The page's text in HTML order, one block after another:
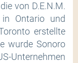
von D.E.N.M.
Ontario und
erstellte
wurde Sonoro
Unternehmen